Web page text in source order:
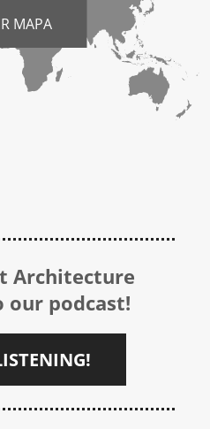
MAPA
Architecture
our podcast!